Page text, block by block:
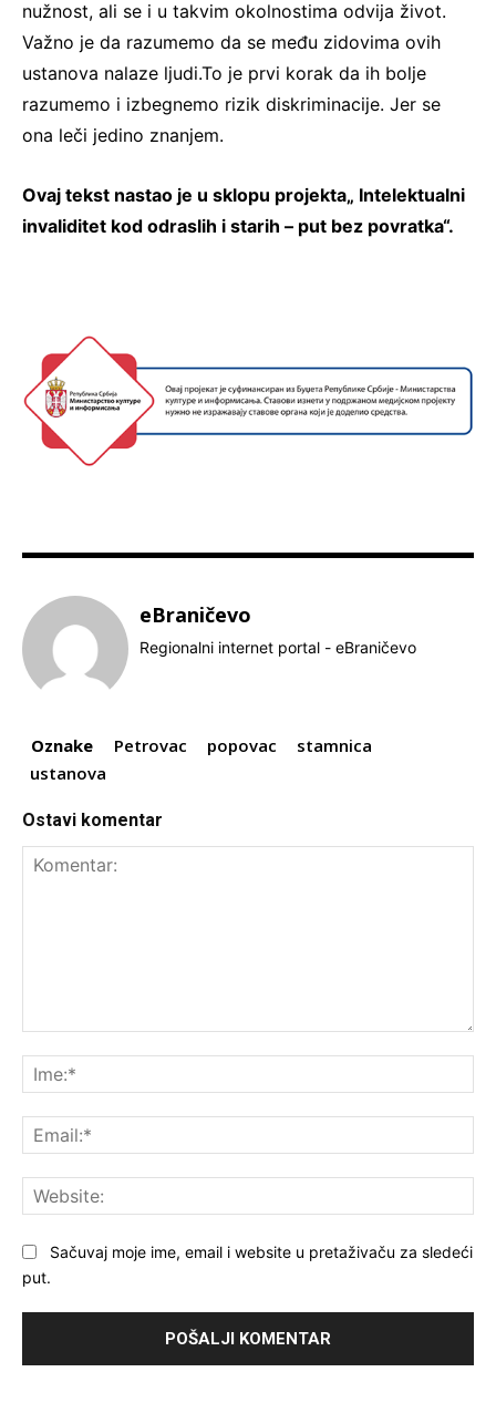
nužnost, ali se i u takvim okolnostima odvija život.
Važno je da razumemo da se među zidovima ovih
ustanova nalaze ljudi.To je prvi korak da ih bolje
razumemo i izbegnemo rizik diskriminacije. Jer se
ona leči jedino znanjem.
Ovaj tekst nastao je u sklopu projekta„ Intelektualni
invaliditet kod odraslih i starih – put bez povratka“.
eBraničevo
Regionalni internet portal - eBraničevo
Oznake Petrovac popovac
stamnica
ustanova
Ostavi komentar
Sačuvaj moje ime, email i website u pretaživaču za sledeći
put.